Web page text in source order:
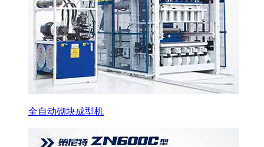
全自动砌块成型机